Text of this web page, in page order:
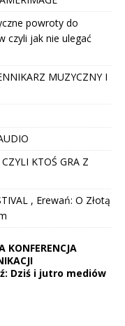
powroty do
czyli jak nie ulegać
MUZYCZNY I
KTOŚ GRA Z
, Erewań: O Złotą
KONFERENCJA
Dziś i jutro mediów